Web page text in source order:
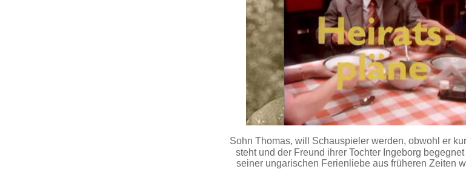
Sohn Thomas, will Schauspieler werden, obwohl er
steht und der Freund ihrer Tochter Ingeborg
seiner ungarischen Ferienliebe aus früheren Zeiten